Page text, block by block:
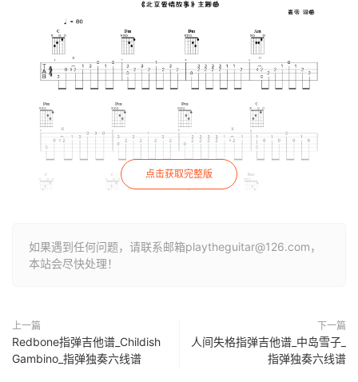
点击获取完整版
如果遇到任何问题，请联系邮箱playtheguitar@126.com，
本站会尽快处理！
上一篇
Redbone指弹吉他谱_Childish
Gambino_指弹独奏六线谱
下一篇
人间失格指弹吉他谱_中岛雪子_
指弹独奏六线谱